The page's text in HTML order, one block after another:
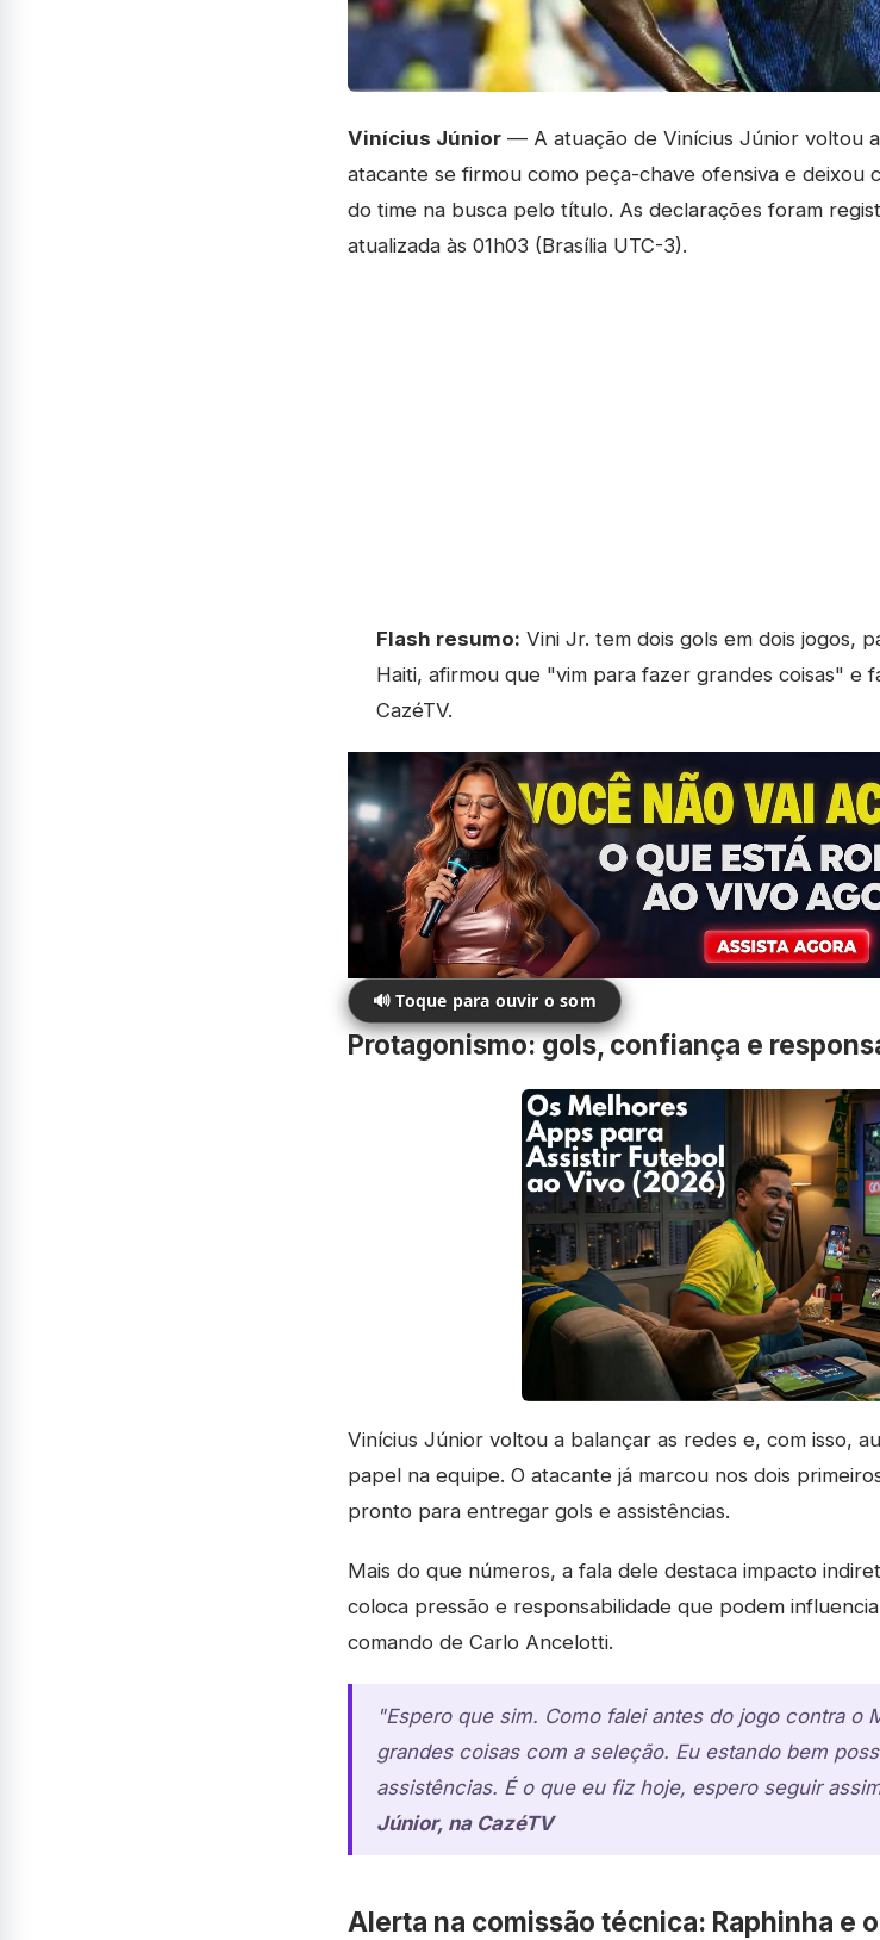
Vinícius Júnior — A atuação de Vinícius Júnior voltou
atacante se firmou como peça-chave ofensiva e deixou
do time na busca pelo título. As declarações foram
atualizada às 01h03 (Brasília UTC-3).
Flash resumo: Vini Jr. tem dois gols em dois jogos,
Haiti, afirmou que "vim para fazer grandes coisas" e
CazéTV.
🔊 Toque para ouvir o som
Protagonismo: gols, confiança e
Vinícius Júnior voltou a balançar as redes e, com isso,
papel na equipe. O atacante já marcou nos dois
pronto para entregar gols e assistências.
Mais do que números, a fala dele destaca impacto
coloca pressão e responsabilidade que podem
comando de Carlo Ancelotti.
"Espero que sim. Como falei antes do jogo contra o
grandes coisas com a seleção. Eu estando bem
assistências. É o que eu fiz hoje, espero seguir
Júnior, na CazéTV
Alerta na comissão técnica: Raphinha e